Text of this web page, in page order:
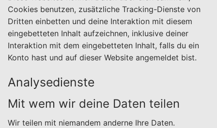
Cookies benutzen, zusätzliche Tracking-Dienste von
Dritten einbetten und deine Interaktion mit diesem
eingebetteten Inhalt aufzeichnen, inklusive deiner
Interaktion mit dem eingebetteten Inhalt, falls du ein
Konto hast und auf dieser Website angemeldet bist.
Analysedienste
Mit wem wir deine Daten teilen
Wir teilen mit niemandem anderne Ihre Daten.